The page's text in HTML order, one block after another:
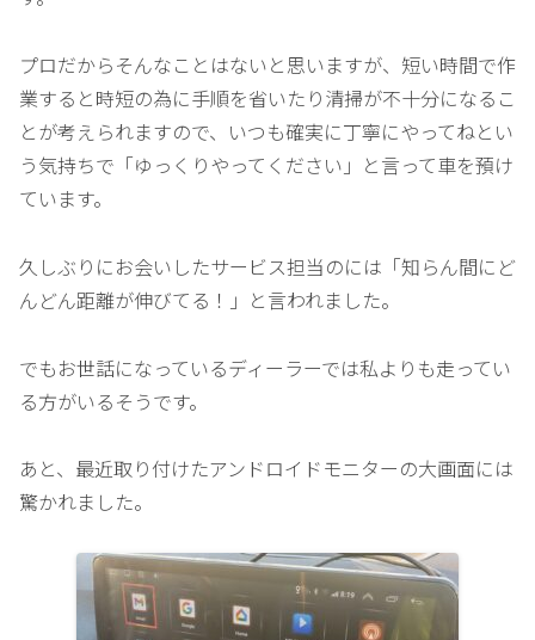
プロだからそんなことはないと思いますが、短い時間で作
業すると時短の為に手順を省いたり清掃が不十分になるこ
とが考えられますので、いつも確実に丁寧にやってねとい
う気持ちで「ゆっくりやってください」と言って車を預け
ています。
久しぶりにお会いしたサービス担当のには「知らん間にど
んどん距離が伸びてる！」と言われました。
でもお世話になっているディーラーでは私よりも走ってい
る方がいるそうです。
あと、最近取り付けたアンドロイドモニターの大画面には
驚かれました。